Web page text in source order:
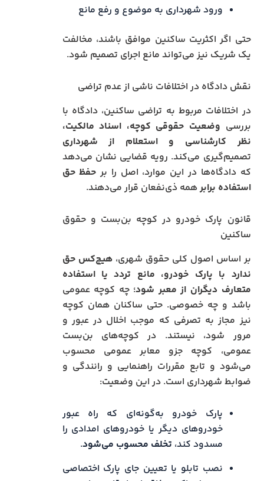
ورود شهرداری به موضوع و رفع مانع
حتی اگر اکثریت ساکنین موافق باشند، مخالفت
یک شریک نیز می‌تواند مانع اجرای تصمیم شود.
نقش دادگاه در اختلافات ناشی از عدم تراضی
در اختلافات مربوط به تراضی ساکنین، دادگاه با
بررسی وضعیت حقوقی کوچه، اسناد مالکیت،
نظر کارشناسی و استعلام از شهرداری
تصمیم‌گیری می‌کند. رویه قضایی نشان می‌دهد
که دادگاه‌ها در این موارد، اصل را بر حفظ حق
استفاده برابرهمه ذی‌نفعان قرار می‌دهند.
قانون پارک خودرو در کوچه بن‌بست و حقوق
ساکنین
بر اساس اصول کلی حقوق شهری،هیچ‌کس حق
ندارد با پارک خودرو، مانع تردد یا استفاده
متعارف دیگران از معبر شود؛ چه کوچه عمومی
باشد و چه خصوصی. حتی ساکنان همان کوچه
نیز مجاز به تصرفی که موجب اخلال در عبور و
مرور شود، نیستند. در کوچه‌های بن‌بست
عمومی، کوچه جزو معابر عمومی محسوب
می‌شود و تابع مقررات راهنمایی و رانندگی و
ضوابط شهرداری است. در این وضعیت:
پارک خودرو به‌گونه‌ای که راه عبور
خودروهای دیگر یا خودروهای امدادی را
مسدود کند، تخلف محسوب می‌شود.
نصب تابلو یا تعیین جای پارک اختصاصی